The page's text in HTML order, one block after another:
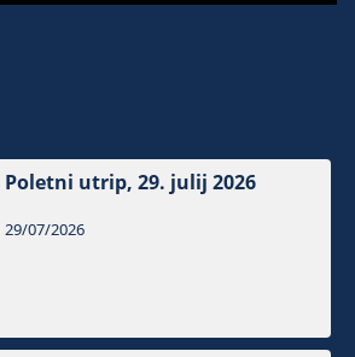
Poletni utrip, 29. julij 2026
29/07/2026